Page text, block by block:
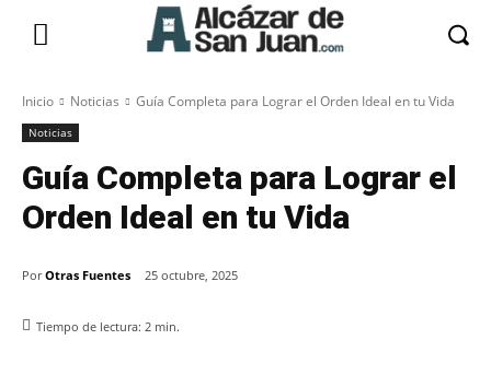
Inicio Noticias Guía Completa para Lograr el Orden Ideal en tu Vida
Noticias
Guía Completa para Lograr el
Orden Ideal en tu Vida
Por Otras Fuentes 25 octubre, 2025
Tiempo de lectura: 2 min.